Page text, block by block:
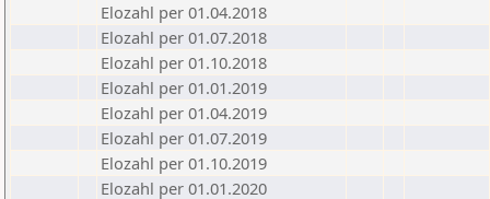
Elozahl per 01.04.2018
Elozahl per 01.07.2018
Elozahl per 01.10.2018
Elozahl per 01.01.2019
Elozahl per 01.04.2019
Elozahl per 01.07.2019
Elozahl per 01.10.2019
Elozahl per 01.01.2020